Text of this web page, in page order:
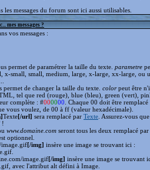
messages du forum sont ici aussi utilisables.
mes messages ?
vos messages :
permet de paramétrer la taille du texte. parametre
x-small, small, medium, large, x-large, xx-large, ou
permet de changer la taille du texte. colorpeut être
tel que red (rouge), blue (bleu), green (vert),
complète : #000000 . Chaque 00 doit être
vous voulez, de 00 à ff (valeur hexadécimale).
Texte[/url] sera remplacé par Texte . Assurez-vous
!
www.domaine.com seront tous les deux remplacé par
optionnel.
image.gif[/img] insère une image se trouvant ici :
image.gif[/img] insère une image se trouvant
avec l'attribut alt défini à Image.